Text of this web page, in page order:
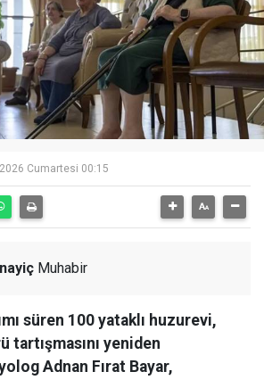
Cumartesi 00:15
Muhabir
süren 100 yataklı huzurevi,
tartışmasını yeniden
Adnan Fırat Bayar,